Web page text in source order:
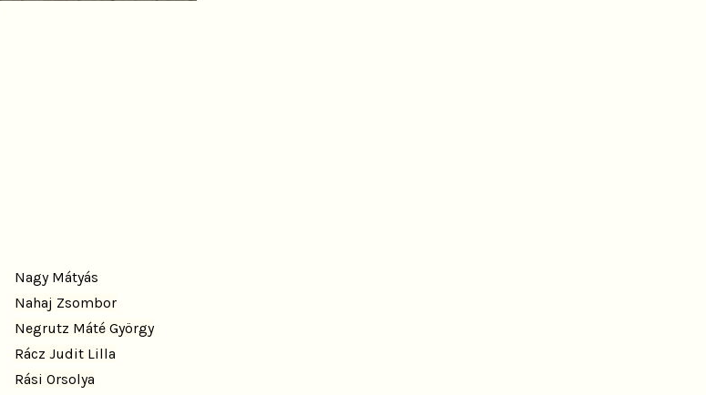
Nagy Mátyás
Nahaj Zsombor
Negrutz Máté György
Rácz Judit Lilla
Rási Orsolya